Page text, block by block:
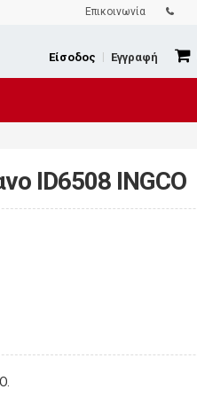
Επικοινωνία
Εγγραφή
Είσοδος
ID6508 INGCO